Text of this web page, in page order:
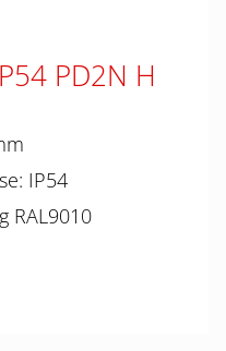
PD2N H
IP54
RAL9010